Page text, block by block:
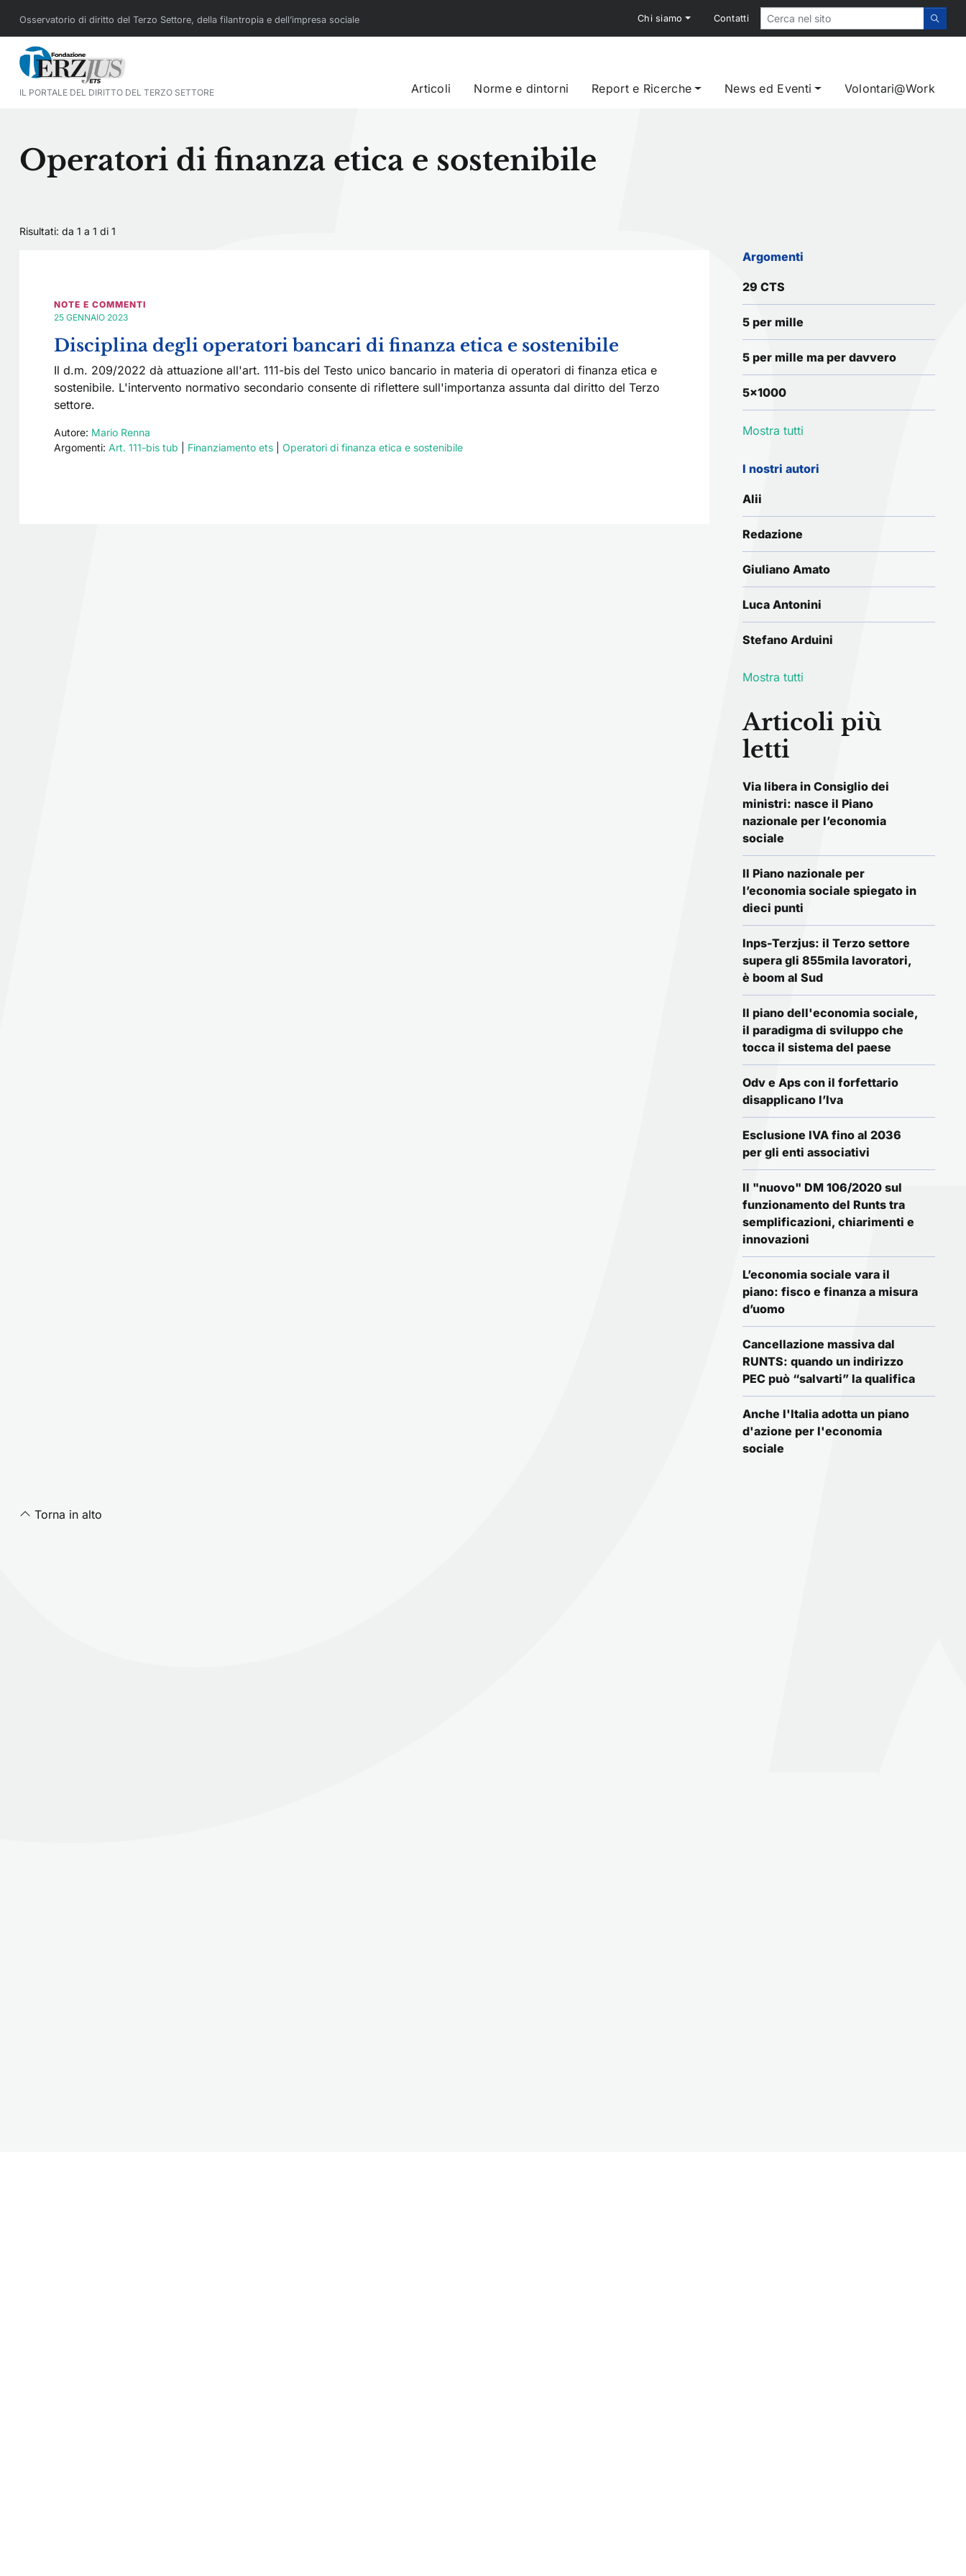
Osservatorio di diritto del Terzo Settore, della filantropia e dell’impresa sociale Chi siamo Contatti
IL PORTALE DEL DIRITTO DEL TERZO SETTORE Articoli Norme e dintorni Report e Ricerche News ed Eventi Volontari@Work
Operatori di finanza etica e sostenibile
Risultati: da 1 a 1 di 1
NOTE E COMMENTI
25 GENNAIO 2023
Disciplina degli operatori bancari di finanza etica e sostenibile
Il d.m. 209/2022 dà attuazione all'art. 111-bis del Testo unico bancario in materia di operatori di finanza etica e
sostenibile. L'intervento normativo secondario consente di riflettere sull'importanza assunta dal diritto del Terzo
settore.
Autore: Mario Renna
Argomenti: Art. 111-bis tub Finanziamento ets Operatori di finanza etica e sostenibile
Argomenti
29 CTS
5 per mille
5 per mille ma per davvero
5x1000
Mostra tutti
I nostri autori
Alii
Redazione
Giuliano Amato
Luca Antonini
Stefano Arduini
Mostra tutti
Articoli più
letti
Via libera in Consiglio dei
ministri: nasce il Piano
nazionale per l’economia
sociale
Il Piano nazionale per
l’economia sociale spiegato in
dieci punti
Inps-Terzjus: il Terzo settore
supera gli 855mila lavoratori,
è boom al Sud
Il piano dell'economia sociale,
il paradigma di sviluppo che
tocca il sistema del paese
Odv e Aps con il forfettario
disapplicano l’Iva
Esclusione IVA fino al 2036
per gli enti associativi
Il "nuovo" DM 106/2020 sul
funzionamento del Runts tra
semplificazioni, chiarimenti e
innovazioni
L’economia sociale vara il
piano: fisco e finanza a misura
d’uomo
Cancellazione massiva dal
RUNTS: quando un indirizzo
PEC può “salvarti” la qualifica
Anche l'Italia adotta un piano
d'azione per l'economia
sociale
Torna in alto